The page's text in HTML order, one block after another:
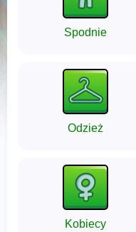
Spodnie
Odzież
Kobiecy